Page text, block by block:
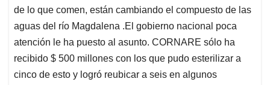
de lo que comen, están cambiando el compuesto de las
aguas del río Magdalena .El gobierno nacional poca
atención le ha puesto al asunto. CORNARE sólo ha
recibido $ 500 millones con los que pudo esterilizar a
cinco de esto y logró reubicar a seis en algunos